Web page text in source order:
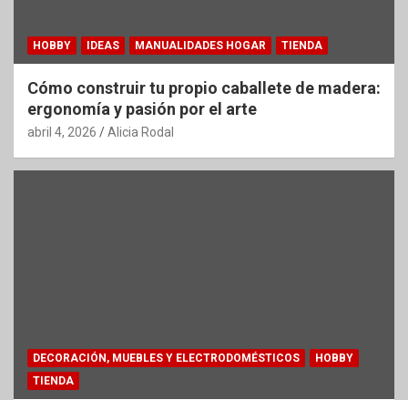
HOBBY IDEAS MANUALIDADES HOGAR TIENDA
Cómo construir tu propio caballete de madera:
ergonomía y pasión por el arte
abril 4, 2026 Alicia Rodal
DECORACIÓN, MUEBLES Y ELECTRODOMÉSTICOS
HOBBY
TIENDA